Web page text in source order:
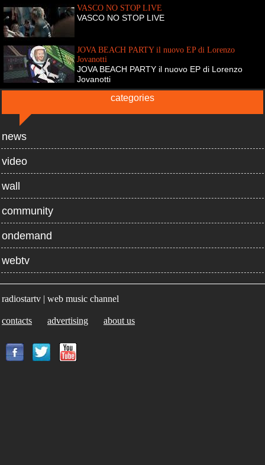
VASCO NO STOP LIVE
VASCO NO STOP LIVE
JOVA BEACH PARTY il nuovo EP di Lorenzo
Jovanotti
JOVA BEACH PARTY il nuovo EP di Lorenzo
Jovanotti
categories
news
video
wall
community
ondemand
webtv
radiostartv | web music channel
contacts advertising about us